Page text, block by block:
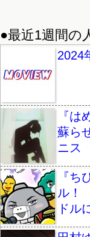
●最近1週間の
2024
『は
蘇ら
ニス
『ち
ル！
ドル